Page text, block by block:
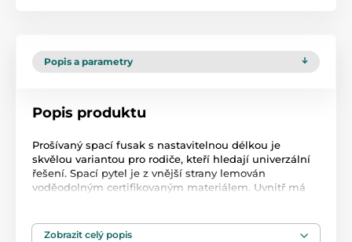
Popis a parametry
Popis produktu
Prošívaný spací fusak s nastavitelnou délkou je
skvělou variantou pro rodiče, kteří hledají univerzální
řešení. Spací pytel je z vnější strany lemován
voděodolným certifikovaným materiálem. Uvnitř má
podráždění.
Zobrazit celý popis